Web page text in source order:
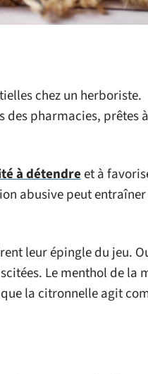
chez un herboriste.
des pharmacies, prêtes
à détendreet à
abusive peut
leur épingle du jeu.
Le menthol de la
la citronnelle agit